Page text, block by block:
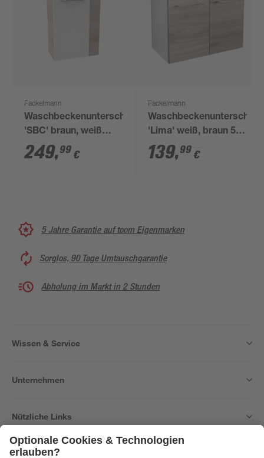
Fackelmann
Waschbeckenunterschrank
'SBC' braun, weiß
glänzend 44 x 60 x
24,3 cm links
249,99 €
Fackelmann
'Lima' weiß, braun 59
x 42 x 33 cm
139,99 €
5 Jahre Garantie auf toom Eigenmarken
Sorglos, 90 Tage Umtauschgarantie
Abholung im Markt in 2 Stunden
Wissen & Service
Unternehmen
Nützliche Links